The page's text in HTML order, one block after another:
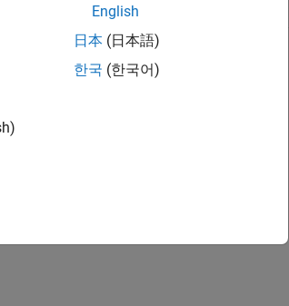
vendor-specific floating-point library.
generation parameters:
English
日本 (日本語)
한국 (한국어)